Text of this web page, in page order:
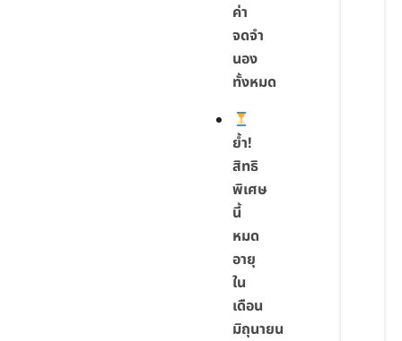
ค่า
จดจำ
นอง
ทั้งหมด
ย้ำ!
สิทธิ
พิเศษ
นี้
หมด
อายุ
ใน
เดือน
มิถุนายน